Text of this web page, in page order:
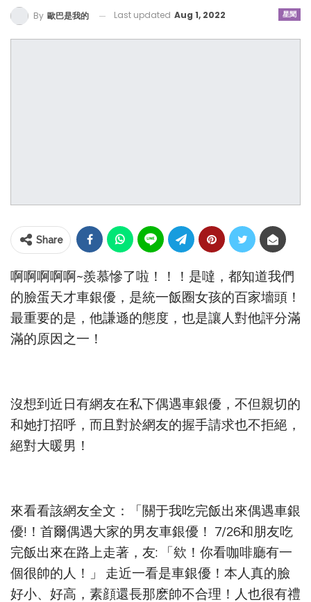
星聞
By 歐巴是我的 Last updated Aug 1, 2022
Share
啊啊啊啊啊~羨慕慘了啦！！！是噠，都知道我們
的臉蛋天才車銀優，是統一飯圈女孩的百家墻頭！
最重要的是，他謙遜的態度，也是讓人對他評分滿
滿的原因之一！
沒想到近日有網友在私下偶遇車銀優，不但親切的
和她打招呼，而且對於網友的握手請求也不拒絕，
絕對大暖男！
來看看該網友全文：「關于我吃完飯出來偶遇車銀
優!！首爾偶遇大家的男友車銀優！ 7/26和朋友吃
完飯出來在路上走著，友: 「欸！你看咖啡廳有一
個很帥的人！」 走近一看是車銀優！本人真的臉
好小、好高，素顔還長那麽帥不合理！人也很有禮